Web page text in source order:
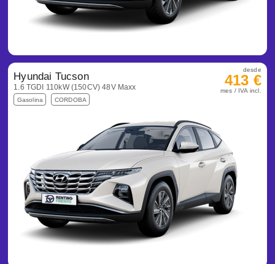
Hyundai Tucson
1.6 TGDI 110kW (150CV) 48V Maxx
Gasolina CORDOBA
desde
413 €
mes / IVA incl.